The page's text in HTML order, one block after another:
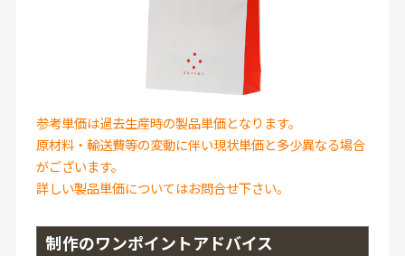
参考単価は過去生産時の製品単価となります。
原材料・輸送費等の変動に伴い現状単価と多少異なる場合
がございます。
詳しい製品単価についてはお問合せ下さい。
制作のワンポイントアドバイス